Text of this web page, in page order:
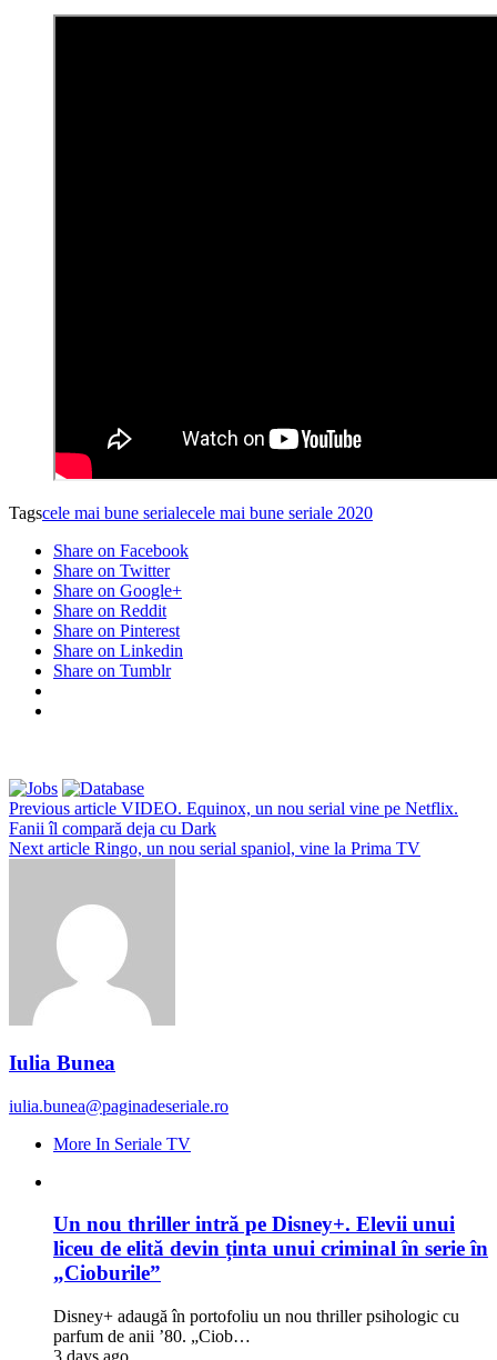
Tagscele mai bune serialecele mai bune seriale 2020
Share on Facebook
Share on Twitter
Share on Google+
Share on Reddit
Share on Pinterest
Share on Linkedin
Share on Tumblr
Previous article VIDEO. Equinox, un nou serial vine pe Netflix.
Fanii îl compară deja cu Dark
Next article Ringo, un nou serial spaniol, vine la Prima TV
Iulia Bunea
iulia.bunea@paginadeseriale.ro
More In Seriale TV
Un nou thriller intră pe Disney+. Elevii unui
liceu de elită devin ținta unui criminal în serie în
„Cioburile”
Disney+ adaugă în portofoliu un nou thriller psihologic cu
parfum de anii ’80. „Ciob…
3 days ago